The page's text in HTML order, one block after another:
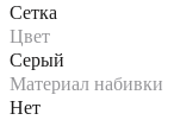
Сетка
Цвет
Серый
Материал набивки
Нет